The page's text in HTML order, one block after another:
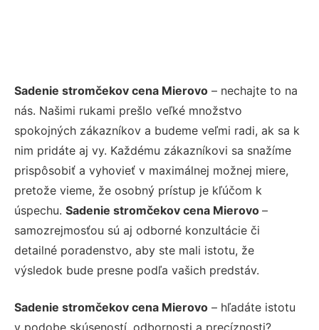
Sadenie stromčekov cena Mierovo – nechajte to na
nás. Našimi rukami prešlo veľké množstvo
spokojných zákazníkov a budeme veľmi radi, ak sa k
nim pridáte aj vy. Každému zákazníkovi sa snažíme
prispôsobiť a vyhovieť v maximálnej možnej miere,
pretože vieme, že osobný prístup je kľúčom k
úspechu. Sadenie stromčekov cena Mierovo –
samozrejmosťou sú aj odborné konzultácie či
detailné poradenstvo, aby ste mali istotu, že
výsledok bude presne podľa vašich predstáv.
Sadenie stromčekov cena Mierovo – hľadáte istotu
v podobe skúseností, odbornosti a precíznosti?